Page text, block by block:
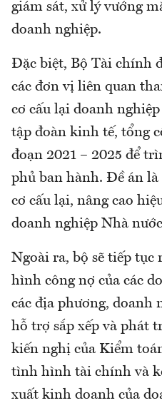
giám sát, xử lý vướng
doanh nghiệp.
Đặc biệt, Bộ Tài chính
các đơn vị liên quan
cơ cấu lại doanh
tập đoàn kinh tế, tổng
đoạn 2021 – 2025 để
phủ ban hành. Đề án
cơ cấu lại, nâng cao
doanh nghiệp Nhà
Ngoài ra, bộ sẽ tiếp
hình công nợ của các
các địa phương, doanh
hỗ trợ sắp xếp và phát
kiến nghị của Kiểm
tình hình tài chính và
xuất kinh doanh của